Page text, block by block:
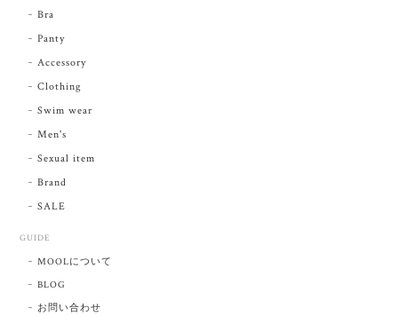
Bra
Panty
Accessory
Clothing
Swim wear
Men's
Sexual item
Brand
SALE
GUIDE
MOOLについて
BLOG
お問い合わせ